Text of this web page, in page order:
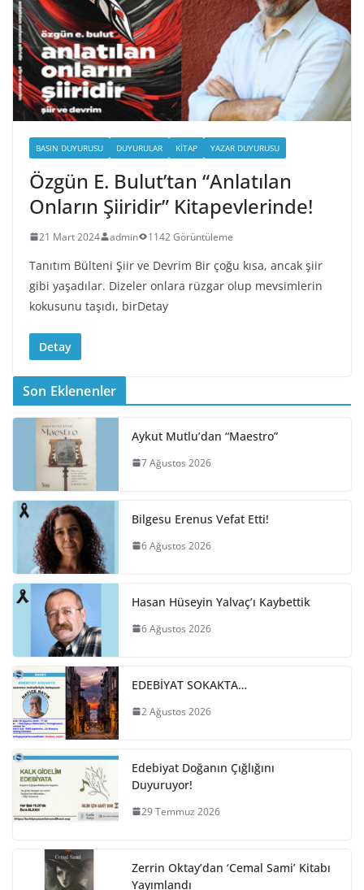
BASIN DUYURUSU DUYURULAR KITAP YAZAR DUYURUSU
Özgün E. Bulut’tan “Anlatılan
Onların Şiiridir” Kitapevlerinde!
21 Mart 2024 admin 1142 Görüntüleme
Tanıtım Bülteni Şiir ve Devrim Bir çoğu kısa, ancak şiir
gibi yaşadılar. Dizeler onlara rüzgar olup mevsimlerin
kokusunu taşıdı, birDetay
Detay
Son Eklenenler
Aykut Mutlu’dan “Maestro”
7 Ağustos 2026
Bilgesu Erenus Vefat Etti!
6 Ağustos 2026
Hasan Hüseyin Yalvaç’ı Kaybettik
6 Ağustos 2026
EDEBİYAT SOKAKTA…
2 Ağustos 2026
Edebiyat Doğanın Çığlığını
Duyuruyor!
29 Temmuz 2026
Zerrin Oktay’dan ‘Cemal Sami’ Kitabı
Yayımlandı